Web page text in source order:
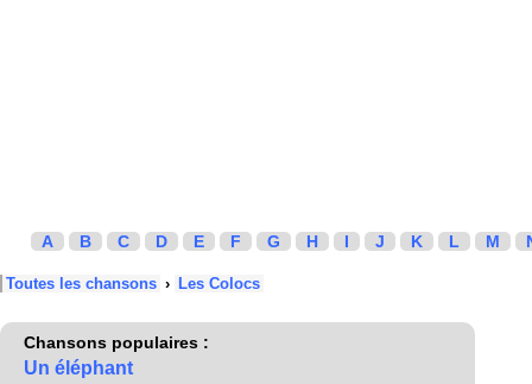
A B C D E F G H I J K L M
Toutes les chansons › Les Colocs
Chansons populaires :
Un éléphant